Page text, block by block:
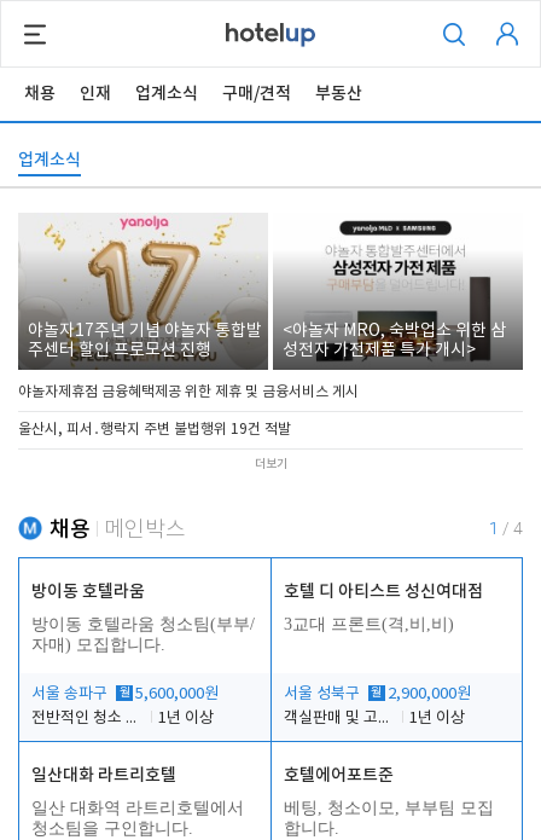
채용 인재 업계소식 구매/견적 부동산
업계소식
야놀자17주년 기념 야놀자 통합발
주센터 할인 프로모션 진행
<야놀자 MRO, 숙박업소 위한 삼
성전자 가전제품 특가 개시>
야놀자제휴점 금융혜택제공 위한 제휴 및 금융서비스 게시
울산시, 피서․행락지 주변 불법행위 19건 적발
더보기
채용 메인박스 1 / 4
방이동 호텔라움
방이동 호텔라움 청소팀(부부/
자매) 모집합니다.
서울 송파구 월 5,600,000원
전반적인 청소 업무(객실청소.객실정리)
1년 이상
호텔 디 아티스트 성신여대점
3교대 프론트(격,비,비)
서울 성북구 월 2,900,000원
객실판매 및 고객응대
1년 이상
일산대화 라트리호텔
일산 대화역 라트리호텔에서
청소팀을 구인합니다.
호텔에어포트준
베팅, 청소이모, 부부팀 모집
합니다.